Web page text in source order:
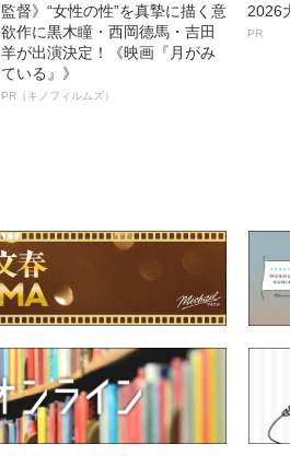
監督》“女性の性”を真摯に描く意
欲作に黒木瞳・西岡德馬・吉田
羊が出演決定！《映画『月がみ
ている』》
PR（キノフィルムズ）
2026
PR